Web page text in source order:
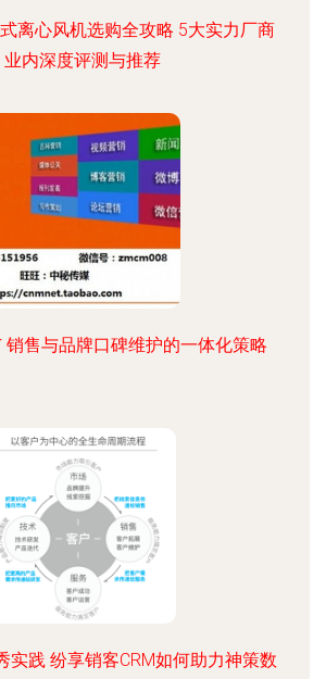
离心风机选购全攻略 5大实力厂商
业内深度评测与推荐
销售与品牌口碑维护的一体化策略
实践 纷享销客CRM如何助力神策数